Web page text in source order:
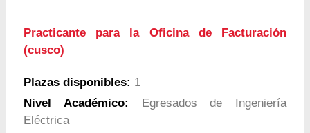
Practicante para la Oficina de Facturación
(cusco)
Plazas disponibles: 1
Nivel Académico: Egresados de Ingeniería
Eléctrica